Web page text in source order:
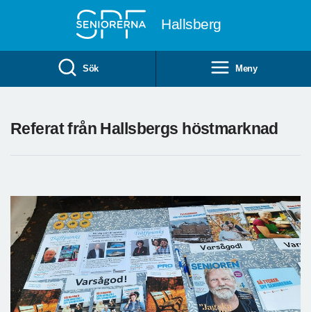
Hallsberg
Sök Meny
Referat från Hallsbergs höstmarknad